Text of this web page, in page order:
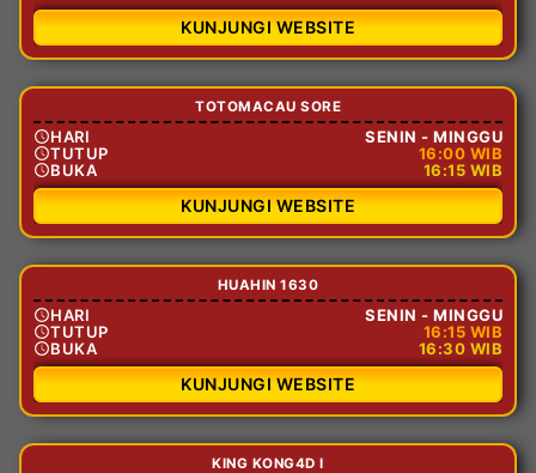
KUNJUNGI WEBSITE
TOTOMACAU SORE
HARI
SENIN - MINGGU
TUTUP
16:00 WIB
BUKA
16:15 WIB
KUNJUNGI WEBSITE
HUAHIN 1630
HARI
SENIN - MINGGU
TUTUP
16:15 WIB
BUKA
16:30 WIB
KUNJUNGI WEBSITE
KING KONG4D I